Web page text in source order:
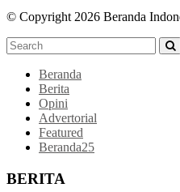
© Copyright 2026 Beranda
Beranda
Berita
Opini
Advertorial
Featured
Beranda25
BERITA